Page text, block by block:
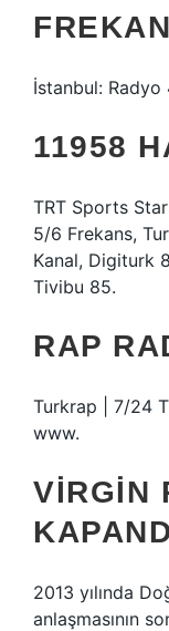
İstanbul: Radyo
11958
TRT Sports
5/6 Frekans,
Kanal, Digiturk
Tivibu 85.
RAP
Turkrap | 7/24
www.
VIRGIN
2013 yılında
anlaşmasının